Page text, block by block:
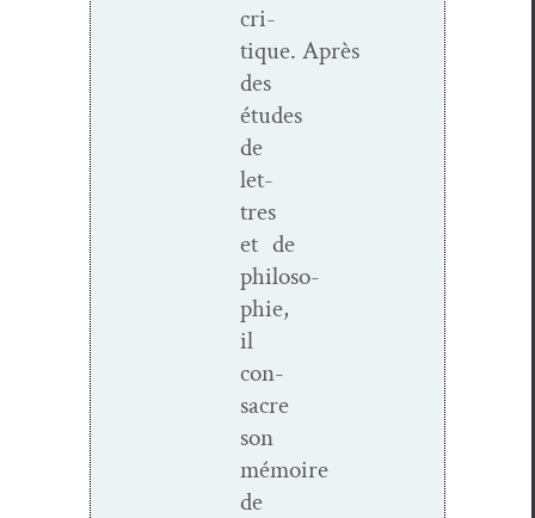
cri­
tique. Après
des
études
de
let­
tres
et de
philoso­
phie,
il
con­
sacre
son
mémoire
de